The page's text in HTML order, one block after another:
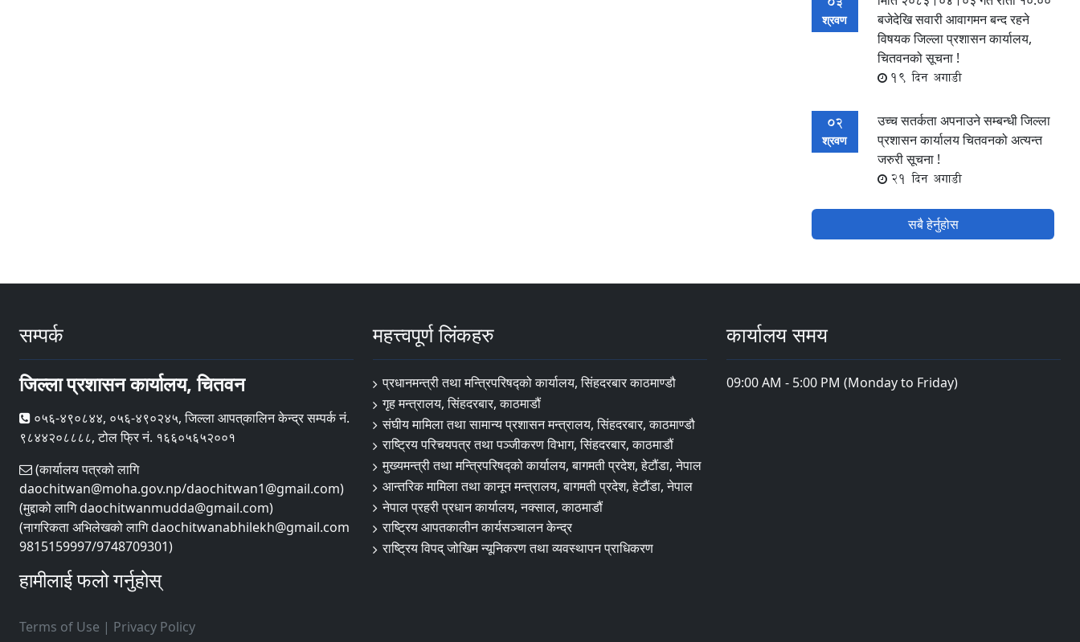
श्रवण
बजेदेखि सवारी आवागमन बन्द रहने
विषयक जिल्ला प्रशासन कार्यालय,
चितवनको सूचना !
19 दिन अगाडी
02
श्रवण
उच्च सतर्कता अपनाउने सम्बन्धी जिल्ला
प्रशासन कार्यालय चितवनको अत्यन्त
जरुरी सूचना !
21 दिन अगाडी
सबै हेर्नुहोस
सम्पर्क
जिल्ला प्रशासन कार्यालय, चितवन
०५६-४९०८४४, ०५६-४९०२४५, जिल्ला आपत्‌कालिन केन्द्र सम्पर्क नं.
९८४४२०८८८८, टोल फ्रि नं. १६६०५६५२००१
(कार्यालय पत्रको लागि
daochitwan@moha.gov.np/daochitwan1@gmail.com)
(मुद्दाको लागि daochitwanmudda@gmail.com)
(नागरिकता अभिलेखको लागि daochitwanabhilekh@gmail.com
9815159997/9748709301)
हामीलाई फलो गर्नुहोस्
Terms of Use | Privacy Policy
महत्त्वपूर्ण लिंकहरु
प्रधानमन्त्री तथा मन्त्रिपरिषद्को कार्यालय, सिंहदरबार काठमाण्डौ
गृह मन्त्रालय, सिंहदरबार, काठमाडौं
संघीय मामिला तथा सामान्य प्रशासन मन्त्रालय, सिंहदरबार, काठमाण्डौ
राष्ट्रिय परिचयपत्र तथा पञ्जीकरण विभाग, सिंहदरबार, काठमाडौं
मुख्यमन्त्री तथा मन्त्रिपरिषद्को कार्यालय, बागमती प्रदेश, हेटौंडा, नेपाल
आन्तरिक मामिला तथा कानून मन्त्रालय, बागमती प्रदेश, हेटौंडा, नेपाल
नेपाल प्रहरी प्रधान कार्यालय, नक्साल, काठमाडौं
राष्ट्रिय आपतकालीन कार्यसञ्चालन केन्द्र
राष्ट्रिय विपद् जोखिम न्यूनिकरण तथा व्यवस्थापन प्राधिकरण
कार्यालय समय
09:00 AM - 5:00 PM (Monday to Friday)